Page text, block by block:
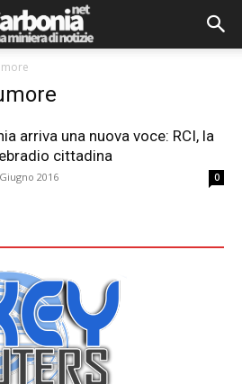
arriva una nuova voce: RCI, la
cittadina
2016 0